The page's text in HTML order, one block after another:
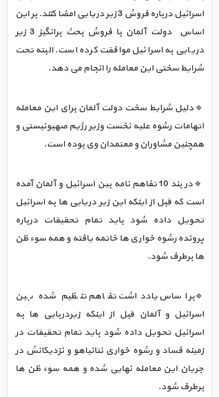
اسرائیل درباره فروش 3 زیر دریایی امضا کنند. بر این
اساس دولت آلمان با فروش بحث برانگیز 3 زیر
دریایی به اسرائیل موافقت کرده است. البته تحت
شرایط سختی این معامله را انجام می دهد.
🔹دلیل شرایط سخت دولت آلمان برای این معامله
اتهامات رشوه علیه نخست وزیر رژیم صهیونیستی و
همچنین مشاوران و معتمدان وی بوده است.
🔹در بند 10 تفاهم نامه بین اسرائیل و آلمان آمده
است که قبل از اینکه این زیر دریایی ها به اسرائیل
تحویل داده شود باید تمام تحقیقات درباره
پرونده رشوه خواری ها خاتمه یافته و همه سوء ظن
ها برطرف شود.
🔹بر اساس یادداشت تفاهم تنظیم شده بین
اسرائیل و آلمان قبل از اینکه زیردربایی ها به
اسرائیل تحویل داده شود باید تمام تحقیقات در
زمینه فساد و رشوه خواری نتانیاهو و نزدیکانش در
جریان این معامله نهایی شده و همه سوء ظن ها
برطرف شود.